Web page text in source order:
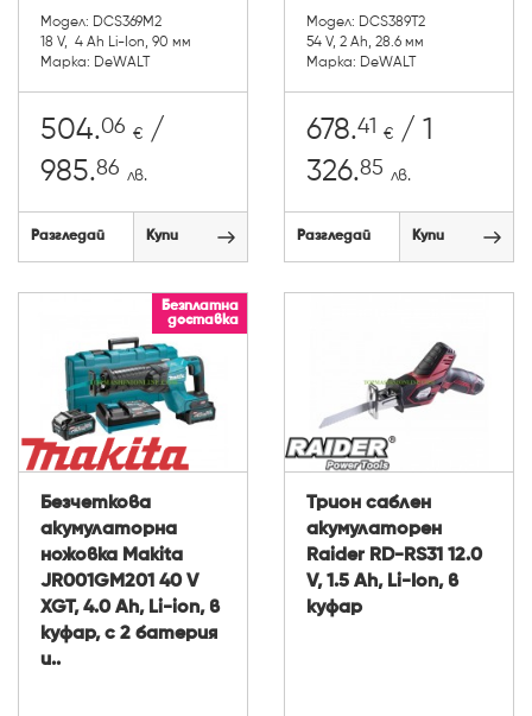
Модел: DCS369M2
18 V, 4 Ah Li-Ion, 90 мм
Марка: DeWALT
504.06 € /
985.86 лв.
Разгледай Купи
Модел: DCS389T2
54 V, 2 Ah, 28.6 мм
Марка: DeWALT
678.41 € / 1
326.85 лв.
Разгледай Купи
Безплатна
доставка
Безчеткова
акумулаторна
ножовка Makita
JR001GM201 40 V
XGT, 4.0 Ah, Li-ion, в
куфар, с 2 батерия
и..
Трион саблен
акумулаторен
Raider RD-RS31 12.0
V, 1.5 Ah, Li-Ion, в
куфар